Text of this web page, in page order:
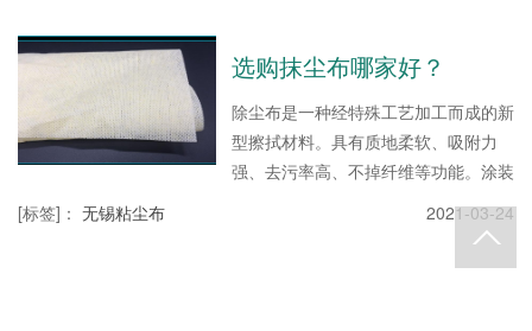
化、个性化服务。在工业生产的表面保
护领域拥有18年的生产，研发能力与
服务经验。我们的HENGTAI 品牌，更
以求心求变的认知态度，始终提供可靠
的除尘解决方案，协助...
选购抹尘布哪家好？
除尘布是一种经特殊工艺加工而成的新
型擦拭材料。具有质地柔软、吸附力
强、去污率高、不掉纤维等功能。涂装
作业前对涂装表面进行清洁是最好的设
备。能有效清除待涂漆表面的灰尘和异
[标签] ： 无锡粘尘布 2021-03-24